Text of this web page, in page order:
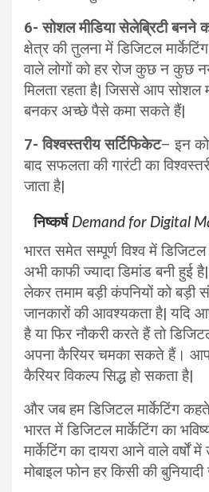
6- सोशल मीडिया सेलेब्रिटी बनने
क्षेत्र की तुलना में डिजिटल
वाले लोगों को हर रोज कुछ न कुछ
मिलता रहता है| जिससे आप सोशल
बनकर अच्छे पैसे कमा सकते हैं|
7- विश्वस्तरीय सर्टिफिकेट– इन
बाद सफलता की गारंटी का
जाता है|
निष्कर्ष Demand for Digital
भारत समेत सम्पूर्ण विश्व में डिजिटल
अभी काफी ज्यादा डिमांड बनी हुई
लेकर तमाम बड़ी कंपनियों को
जानकारों की आवश्यकता है| यदि
है या फिर नौकरी करते हैं तो
अपना कैरियर चमका सकते हैं।
कैरियर विकल्प सिद्ध हो सकता है|
और जब हम डिजिटल मार्केटिंग
भारत में डिजिटल मार्केटिंग का
मार्केटिंग का दायरा आने वाले वर्षों
मोबाइल फोन हर किसी की